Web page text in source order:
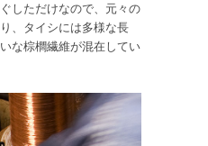
しただけなので、元々の
、タイシには多様な長
な棕櫚繊維が混在してい